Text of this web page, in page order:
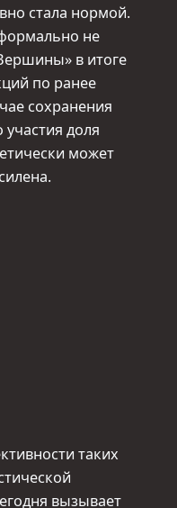
стала нормой.
не
в итоге
по ранее
сохранения
доля
может
таких
вызывает